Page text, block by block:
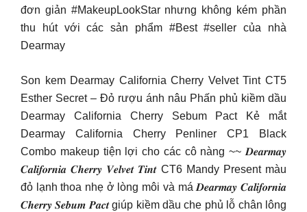
đơn giản #MakeupLookStar nhưng không kém phần
thu hút với các sản phẩm #Best #seller của nhà
Dearmay
Son kem Dearmay California Cherry Velvet Tint CT5
Esther Secret – Đỏ rượu ánh nâu Phấn phủ kiềm dầu
Dearmay California Cherry Sebum Pact Kẻ mắt
Dearmay California Cherry Penliner CP1 Black
Combo makeup tiện lợi cho các cô nàng ~~ 𝑫𝒆𝒂𝒓𝒎𝒂𝒚
𝑪𝒂𝒍𝒊𝒇𝒐𝒓𝒏𝒊𝒂 𝑪𝒉𝒆𝒓𝒓𝒚 𝑽𝒆𝒍𝒗𝒆𝒕 𝑻𝒊𝒏𝒕 CT6 Mandy Present màu
đỏ lạnh thoa nhẹ ở lòng môi và má 𝑫𝒆𝒂𝒓𝒎𝒂𝒚 𝑪𝒂𝒍𝒊𝒇𝒐𝒓𝒏𝒊𝒂
𝑪𝒉𝒆𝒓𝒓𝒚 𝑺𝒆𝒃𝒖𝒎 𝑷𝒂𝒄𝒕 giúp kiềm dầu che phủ lỗ chân lông